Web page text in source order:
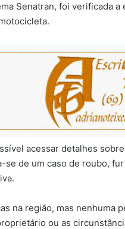
Senatran, foi verificada
acessar detalhes
se de um caso de roubo,
na região, mas nenhuma
ou as